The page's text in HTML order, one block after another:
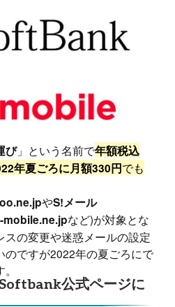
び」という名前で年額税込
年夏ごろに月額330円でも
やS!メール
mobile.ne.jpなど)が対象とな
スの変更や迷惑メールの設定
のですが2022年の夏ごろにで
公式ページに